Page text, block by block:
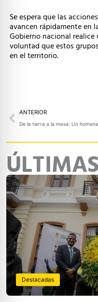
Se espera que las
avancen rápidamente en
Gobierno nacional realice
voluntad que estos
en el territorio.
Prev
ANTERIOR
Destacadas